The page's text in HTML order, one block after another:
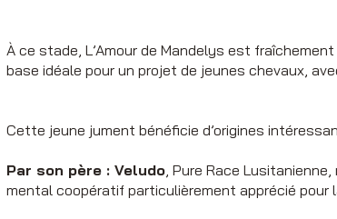
À ce stade, L’Amour de Mandelys est
base idéale pour un projet de jeunes chevaux,
Cette jeune jument bénéficie d’origines
Par son père : Veludo , Pure Race
mental coopératif particulièrement apprécié pour